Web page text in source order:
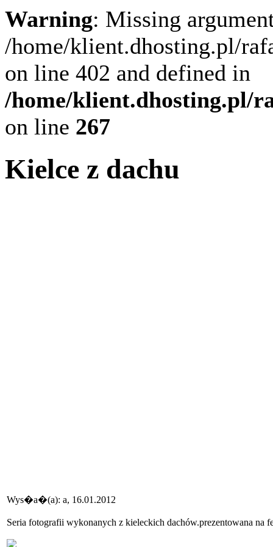
Warning: Missing
/home/klient.dhosting.pl/
on line 402 and defined in
/home/klient.dhosting.pl/
on line 267
Kielce z dachu
Wys�a�(a): a, 16.01.2012
Seria fotografii wykonanych z kieleckich dachów.prezentowana